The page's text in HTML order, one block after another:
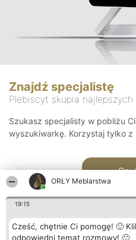
ORŁY Meblarstwa
19:15
Cześć, chętnie Ci pomogę! 🙂
odpowiedni temat rozmowy! 🙂
Znajdź specjalistę
Plebiscyt skupia
Szukasz specjalisty w pobliżu
wyszukiwarkę. Korzystaj tylko z